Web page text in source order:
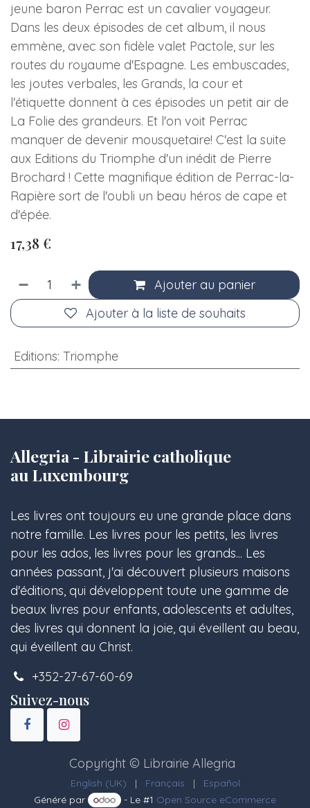
jeune baron Perrac est un cavalier voyageur.
Dans les deux épisodes de cet album, il nous
emmène, avec son fidèle valet Pactole, sur les
routes du royaume d'Espagne. Les embuscades,
les joutes verbales, les Grands, la cour et
l'étiquette donnent à ces épisodes un petit air de
La Folie des grandeurs. Et l'on voit Perrac
manquer de devenir mousquetaire! C'est la suite
aux Editions du Triomphe d'un inédit de Pierre
Brochard ! Cette magnifique édition de Perrac-la-
Rapière sort de l'oubli un beau héros de cape et
d'épée.
17,38 €
Ajouter au panier
Ajouter à la liste de souhaits
Editions: Triomphe
Allegria - Librairie catholique
au Luxembourg
Les livres ont toujours eu une grande place dans
notre famille. Les livres pour les petits, les livres
pour les ados, les livres pour les grands... Les
années passant, j'ai découvert plusieurs maisons
d'éditions, qui développent toute une gamme de
beaux livres pour enfants, adolescents et adultes,
des livres qui donnent la joie, qui éveillent au beau,
qui éveillent au Christ.
+352-27-67-60-69
Suivez-nous
Copyright © Librairie Allegria
English (UK) | Français |
Español
Généré par
- Le #1 Open Source eCommerce